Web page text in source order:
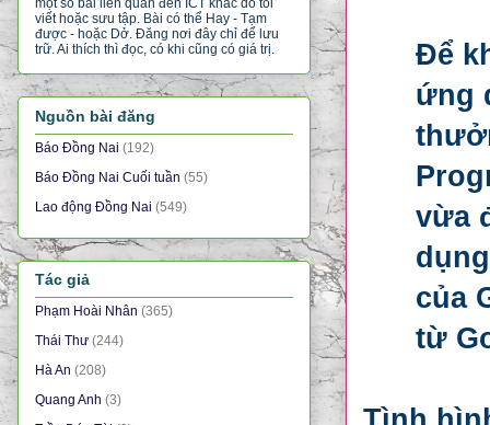
Để
ứng
vừa
của
từ
một số bài liên quan đến ICT khác do tôi
viết hoặc sưu tập. Bài có thể Hay - Tạm
được - hoặc Dở. Đăng nơi đây chỉ để lưu
trữ. Ai thích thì đọc, có khi cũng có giá trị.
Nguồn bài đăng
Báo Đồng Nai (192)
Báo Đồng Nai Cuối tuần (55)
Lao động Đồng Nai (549)
Tác giả
Phạm Hoài Nhân (365)
Thái Thư (244)
Hà An (208)
Quang Anh (3)